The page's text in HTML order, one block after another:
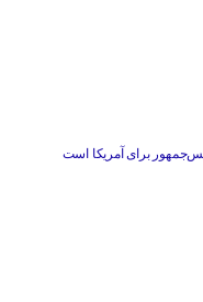
برای آمریکا است